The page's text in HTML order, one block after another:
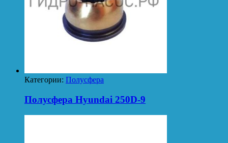
Категории: Полусфера
Полусфера Hyundai 250D-9